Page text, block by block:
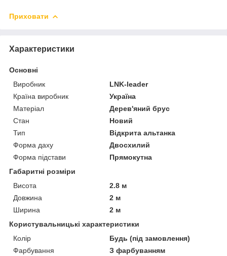
Приховати
Характеристики
Основні
Виробник
LNK-leader
Країна виробник
Україна
Матеріал
Дерев'яний брус
Стан
Новий
Тип
Відкрита альтанка
Форма даху
Двосхилий
Форма підстави
Прямокутна
Габаритні розміри
Висота
2.8 м
Довжина
2 м
Ширина
2 м
Користувальницькі характеристики
Колір
Будь (під замовлення)
Фарбування
З фарбуванням